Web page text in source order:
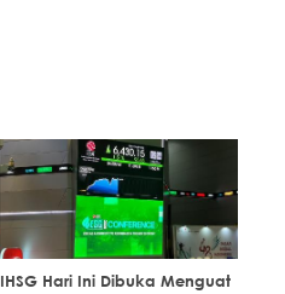
IHSG Hari Ini Dibuka Menguat